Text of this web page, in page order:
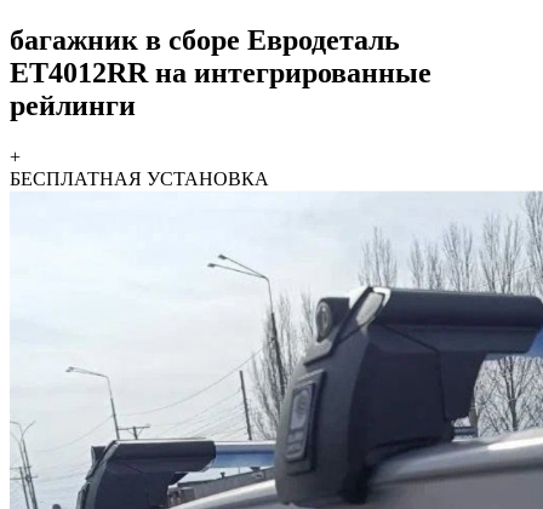
багажник в сборе Евродеталь
ET4012RR на интегрированные
рейлинги
+
БЕСПЛАТНАЯ УСТАНОВКА